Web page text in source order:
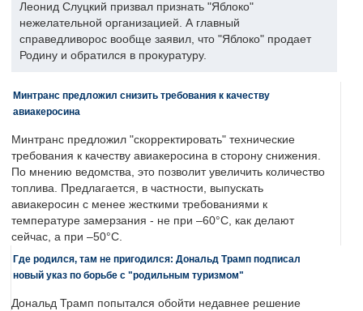
Леонид Слуцкий призвал признать "Яблоко"
нежелательной организацией. А главный
справедливорос вообще заявил, что "Яблоко" продает
Родину и обратился в прокуратуру.
Минтранс предложил снизить требования к качеству
авиакеросина
Минтранс предложил "скорректировать" технические
требования к качеству авиакеросина в сторону снижения.
По мнению ведомства, это позволит увеличить количество
топлива. Предлагается, в частности, выпускать
авиакеросин с менее жесткими требованиями к
температуре замерзания - не при –60°C, как делают
сейчас, а при –50°C.
Где родился, там не пригодился: Дональд Трамп подписал
новый указ по борьбе с "родильным туризмом"
Дональд Трамп попытался обойти недавнее решение